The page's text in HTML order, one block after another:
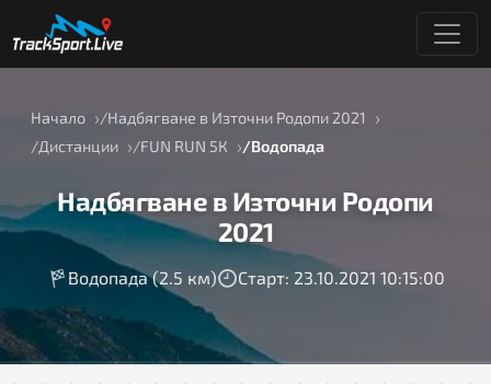
Начало
Надбягване в Източни Родопи 2021
Дистанции
FUN RUN 5К Водопада
Надбягване в Източни Родопи
2021
Водопада (2.5 км) Старт: 23.10.2021 10:15:00